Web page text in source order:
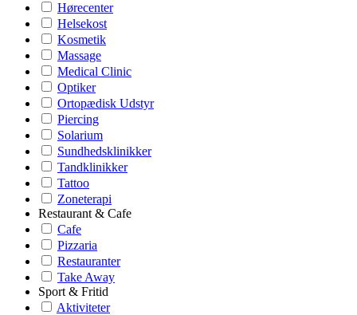
Hørecenter
Helsekost
Kosmetik
Massage
Medical Clinic
Optiker
Ortopædisk Udstyr
Piercing
Solarium
Sundhedsklinikker
Tandklinikker
Tattoo
Zoneterapi
Restaurant & Cafe
Cafe
Pizzaria
Restauranter
Take Away
Sport & Fritid
Aktiviteter